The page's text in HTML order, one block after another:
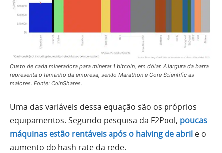
Custo de cada mineradora para minerar 1 bitcoin, em dólar. A largura da barra
representa o tamanho da empresa, sendo Marathon e Core Scientific as
maiores. Fonte: CoinShares.
Uma das variáveis dessa equação são os próprios
equipamentos. Segundo pesquisa da F2Pool, poucas
máquinas estão rentáveis após o halving de abril e o
aumento do hash rate da rede.